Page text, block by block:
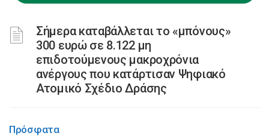
Σήμερα καταβάλλεται το «μπόνους»
300 ευρώ σε 8.122 μη
επιδοτούμενους μακροχρόνια
ανέργους που κατάρτισαν Ψηφιακό
Ατομικό Σχέδιο Δράσης
Πρόσφατα